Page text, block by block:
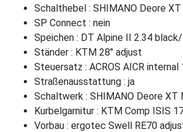
Schalthebel : SHIMANO Deore
SP Connect : nein
Speichen : DT Alpine II 2.34
Ständer : KTM 28" adjust
Steuersatz : ACROS AICR
Straßenausstattung : ja
Schaltwerk : SHIMANO Deore XT
Kurbelgarnitur : KTM Comp ISIS
Vorbau : ergotec Swell RE70